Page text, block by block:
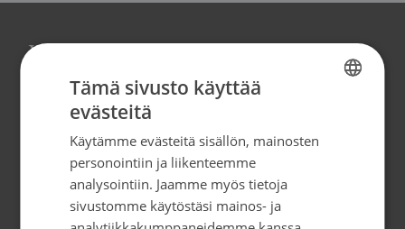
Yhteystiedot
Syöpäjärjestöt
Mäkelänkatu 2, 4. kerros
00500 Helsinki
puh. 09 135 331
tiedotus@cancer.fi
FINNISH
Tämä sivusto käyttää
evästeitä
Käytämme evästeitä sisällön, mainosten
personointiin ja liikenteemme
analysointiin. Jaamme myös tietoja
sivustomme käytöstäsi mainos- ja